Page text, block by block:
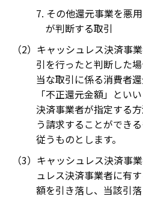
その他還元事業を悪
が判断する取引
キャッシュレス決済事
引を行ったと判断した
当な取引に係る消費者
「不正還元金額」とい
決済事業者が指定する
う請求することができ
従うものとします。
キャッシュレス決済事
ュレス決済事業者に有
額を引き落し、当該引